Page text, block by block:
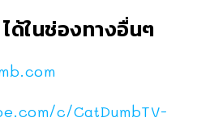
ด้ในช่องทางอื่นๆ
c/CatDumbTV-